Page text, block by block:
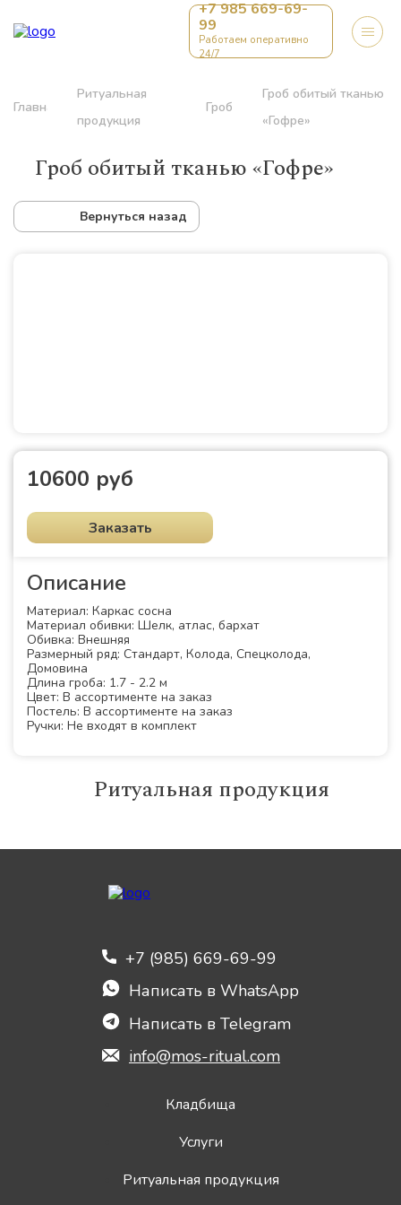
+7 985 669-69-
99
Работаем оперативно
24/7
Главная
Ритуальная
продукция
Гробы
Гроб обитый тканью
«Гофре»
Гроб обитый тканью «Гофре»
Вернуться назад
10600 руб
Заказать
Описание
Материал: Каркас сосна
Материал обивки: Шелк, атлас, бархат
Обивка: Внешняя
Размерный ряд: Стандарт, Колода, Спецколода,
Домовина
Длина гроба: 1.7 - 2.2 м
Цвет: В ассортименте на заказ
Постель: В ассортименте на заказ
Ручки: Не входят в комплект
Ритуальная продукция
+7 (985) 669-69-99
Написать в WhatsApp
Написать в Telegram
info@mos-ritual.com
Кладбища
Услуги
Ритуальная продукция